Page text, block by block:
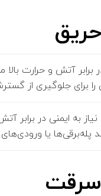
آتش و حرارت بالا
برای جلوگیری از
به ایمنی در برابر
پله‌برقی‌ها یا
سرقت